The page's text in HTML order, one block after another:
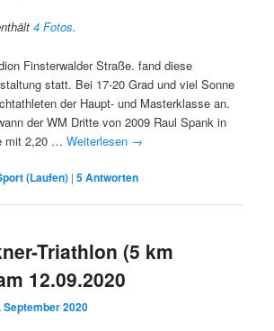
4 Fotos.
Finsterwalder Straße. fand diese
statt. Bei 17-20 Grad und viel Sonne
der Haupt- und Masterklasse an.
der WM Dritte von 2009 Raul Spank in
mit 2,20 …Weiterlesen →
(Laufen) |5Antworten
Triathlon (5 km
12.09.2020
September 2020